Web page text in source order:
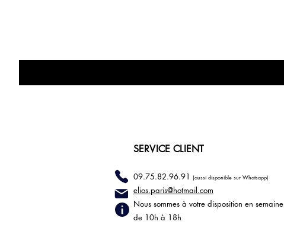
SERVICE CLIENT
09.75.82.96.91 (aussi disponible sur Whatsapp)
elios.paris@hotmail.com
Nous sommes à votre disposition en semaine
de 10h à 18h